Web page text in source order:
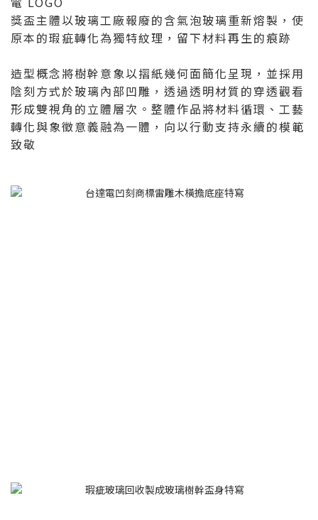
獎盃主體以玻璃工廠報廢的含氣泡玻璃重新熔製，使
原本的瑕疵轉化為獨特紋理，留下材料再生的痕跡
造型概念將樹幹意象以摺紙幾何面簡化呈現，並採用
陰刻方式於玻璃內部凹雕，透過透明材質的穿透觀看
形成雙視角的立體層次。整體作品將材料循環、工藝
轉化與象徵意義融為一體，向以行動支持永續的模範
致敬